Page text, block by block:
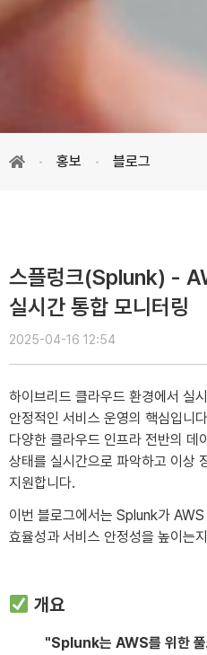
홍보 블로그
스플렁크(Splunk) -
실시간 통합 모니터링
2025-04-16 12:54
하이브리드 클라우드 환경에서 실
안정적인 서비스 운영의 핵심입니
다양한 클라우드 인프라 전반의 데
상태를 실시간으로 파악하고 이상
지원합니다.
이번 블로그에서는 Splunk가
효율성과 서비스 안정성을 높이는
개요
"Splunk는 AWS를 위한 풀